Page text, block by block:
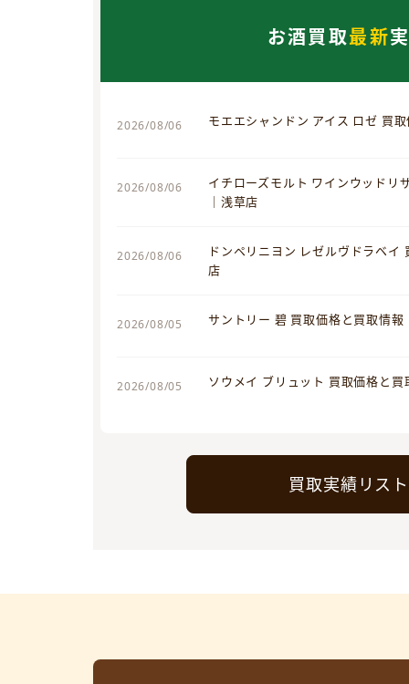
お酒買取最新
2026/08/06 モエエシャンドン アイス ロゼ 買
2026/08/06
イチローズモルト ワインウッドリ
｜浅草店
2026/08/06
ドンペリニヨン レゼルヴドラベイ
店
2026/08/05 サントリー 碧 買取価格と買取情報
2026/08/05 ソウメイ ブリュット 買取価格と買
買取実績リスト